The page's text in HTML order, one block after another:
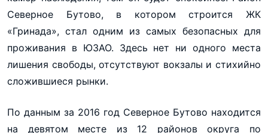
Северное Бутово, в котором строится ЖК
«Гринада», стал одним из самых безопасных для
проживания в ЮЗАО. Здесь нет ни одного места
лишения свободы, отсутствуют вокзалы и стихийно
сложившиеся рынки.
По данным за 2016 год Северное Бутово находится
на девятом месте из 12 районов округа по